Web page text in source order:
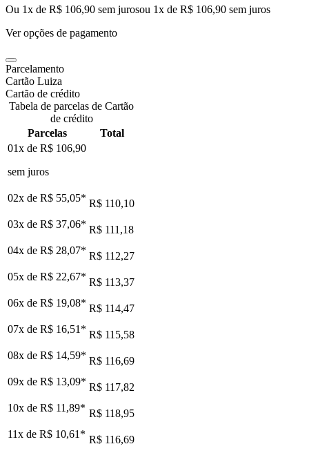
Ou 1x de R$ 106,90 sem jurosou 1x de R$ 106,90 sem juros
Ver opções de pagamento
Parcelamento
Cartão Luiza
Cartão de crédito
Tabela de parcelas de Cartão
de crédito
Parcelas
Total
01x de R$ 106,90
sem juros
02x de R$ 55,05* R$ 110,10
03x de R$ 37,06* R$ 111,18
04x de R$ 28,07* R$ 112,27
05x de R$ 22,67* R$ 113,37
06x de R$ 19,08* R$ 114,47
07x de R$ 16,51 * R$ 115,58
08x de R$ 14,59* R$ 116,69
09x de R$ 13,09* R$ 117,82
10x de R$ 11,89* R$ 118,95
11x de R$ 10,61 * R$ 116,69